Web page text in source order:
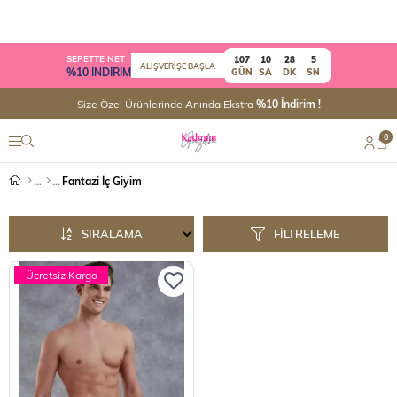
SEPETTE NET
%10 İNDİRİM ALIŞVERİŞE BAŞLA
107
GÜN
10
SA
28
DK
5
SN
Size Özel Ürünlerinde Anında Ekstra%10 İndirim !
0
Fantazi İç Giyim
FILTRELEME
SIRALAMA
Ücretsiz Kargo